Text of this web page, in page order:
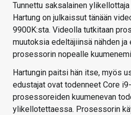
Tunnettu saksalainen ylikellottaja
Hartung on julkaissut tänään
9900K:sta. Videolla tutkitaan
muutoksia edeltäjiinsä nähden
prosessorin nopealle
Hartungin paitsi hän itse, myös
edustajat ovat todenneet Core
prosessoreiden kuumenevan
ylikellotettaessa. Prosessorin